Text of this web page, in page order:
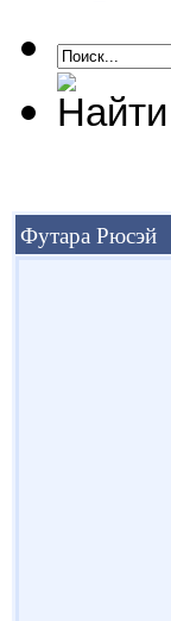
Футара Рюсэй